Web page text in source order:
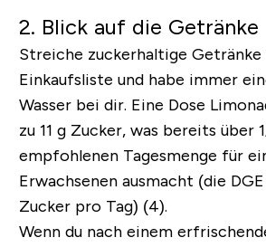
2. Blick auf die Getränke
Streiche zuckerhaltige Getränke
Einkaufsliste und habe immer
Wasser bei dir. Eine Dose
zu 11 g Zucker, was bereits über
empfohlenen Tagesmenge für
Erwachsenen ausmacht (die
Zucker pro Tag) (4).
Wenn du nach einem